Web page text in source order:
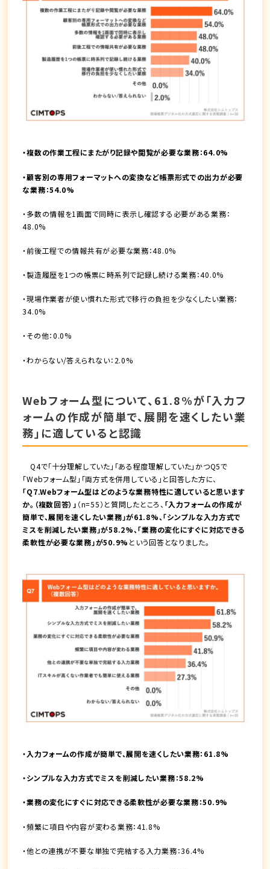
・複数の作業工程にまたがり記録や閲覧が必要な業務：64.0%
・顧客別の専用フォーマットへの変換など帳票形式での出力が必要
な業務：54.0%
・多数の情報を1画面で同時に表示し確認する必要がある業務：
48.0%
・前後工程での情報共有が必要な業務：48.0%
・製造履歴を1つの帳票に時系列で記録し続ける業務：40.0%
・現場作業者が使い慣れた形式で移行の負担を少なくしたい業務：
34.0%
・その他：0.0%
・わからない/答えられない：2.0%
Webフォーム型について、61.8%が「入力フ
ォームの作成が簡単で、展開を速くしたい業
務」に適していると認識
Q4で「十分理解していた」「ある程度理解していた」かつQ5で
「Webフォーム型」「両方式を併用している」と回答した方に、
「Q7.Webフォーム型はどのような業務特性に適していると思います
か。（複数回答）」 （n=55）と質問したところ、 「入力フォームの作成が
簡単で、展開を速くしたい業務」が61.8%、「シンプルな入力方式で
ミスを削減したい業務」が58.2%、「業務の変化にすぐに対応できる
柔軟性が必要な業務」が50.9% という回答となりました。
・入力フォームの作成が簡単で、展開を速くしたい業務：61.8%
・シンプルな入力方式でミスを削減したい業務：58.2%
・業務の変化にすぐに対応できる柔軟性が必要な業務：50.9%
・頻繁に項目や内容が変わる業務：41.8%
・他との連携が不要な単独で完結する入力業務：36.4%